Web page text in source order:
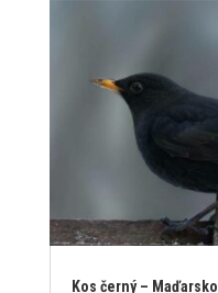
Kos černý – Maďarsko